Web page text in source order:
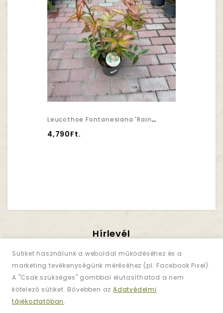
Sütiket használunk a weboldal működéséhez és a
marketing tevékenységünk méréséhez (pl. Facebook Pixel).
A "Csak szükséges" gombbal elutasíthatod a nem
kötelező sütiket. Bővebben az Adatvédelmi
tájékoztatóban.
Leucothoe Fontanesiana 'Rainbow' - Fürtöshanga
4,790Ft.
Hírlevél
Iratkozzon Fel!
Regisztráljon és iratkozzon fel
az akciókért!